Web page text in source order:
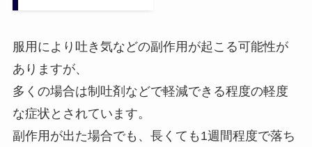
服用により吐き気などの副作用が起こる可能性が
ありますが、
多くの場合は制吐剤などで軽減できる程度の軽度
な症状とされています。
副作用が出た場合でも、長くても1週間程度で落ち